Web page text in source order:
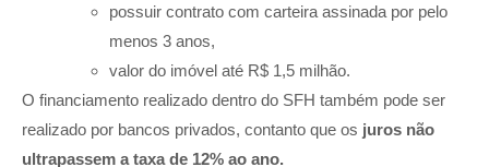
possuir contrato com carteira assinada por pelo
menos 3 anos,
valor do imóvel até R$ 1,5 milhão.
O financiamento realizado dentro do SFH também pode ser
realizado por bancos privados, contanto que os juros não
ultrapassem a taxa de 12% ao ano.